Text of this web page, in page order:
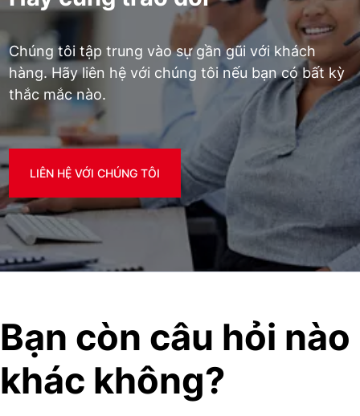
Chúng tôi tập trung vào sự gần gũi với khách
hàng. Hãy liên hệ với chúng tôi nếu bạn có bất kỳ
thắc mắc nào.
LIÊN HỆ VỚI CHÚNG TÔI
Bạn còn câu hỏi nào
khác không?